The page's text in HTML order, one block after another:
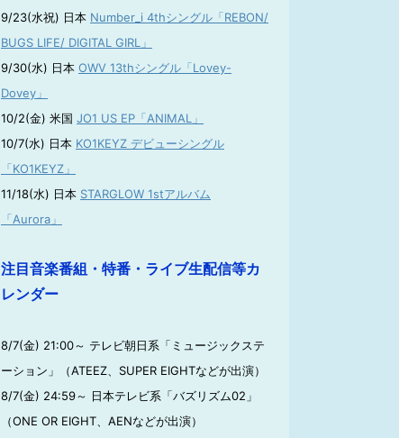
9/23(水祝) 日本 Number_i 4thシングル「REBON/
BUGS LIFE/ DIGITAL GIRL」
9/30(水) 日本 OWV 13thシングル「Lovey-
Dovey」
10/2(金) 米国 JO1 US EP「ANIMAL」
10/7(水) 日本 KO1KEYZ デビューシングル
「KO1KEYZ」
11/18(水) 日本 STARGLOW 1stアルバム
「Aurora」
注目音楽番組・特番・ライブ生配信等カ
レンダー
8/7(金) 21:00～ テレビ朝日系「ミュージックステ
ーション」（ATEEZ、SUPER EIGHTなどが出演）
8/7(金) 24:59～ 日本テレビ系「バズリズム02」
（ONE OR EIGHT、AENなどが出演）